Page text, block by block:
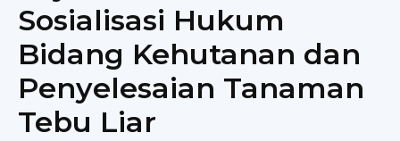
Sosialisasi Hukum
Bidang Kehutanan dan
Penyelesaian Tanaman
Tebu Liar